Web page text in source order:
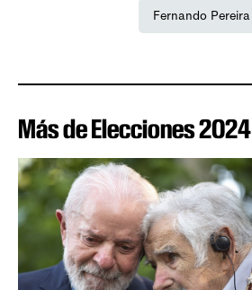
Fernando Pereira
Más de Elecciones 2024